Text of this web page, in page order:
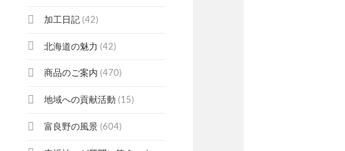
加工日記 (42)
北海道の魅力 (42)
商品のご案内 (470)
地域への貢献活動 (15)
富良野の風景 (604)